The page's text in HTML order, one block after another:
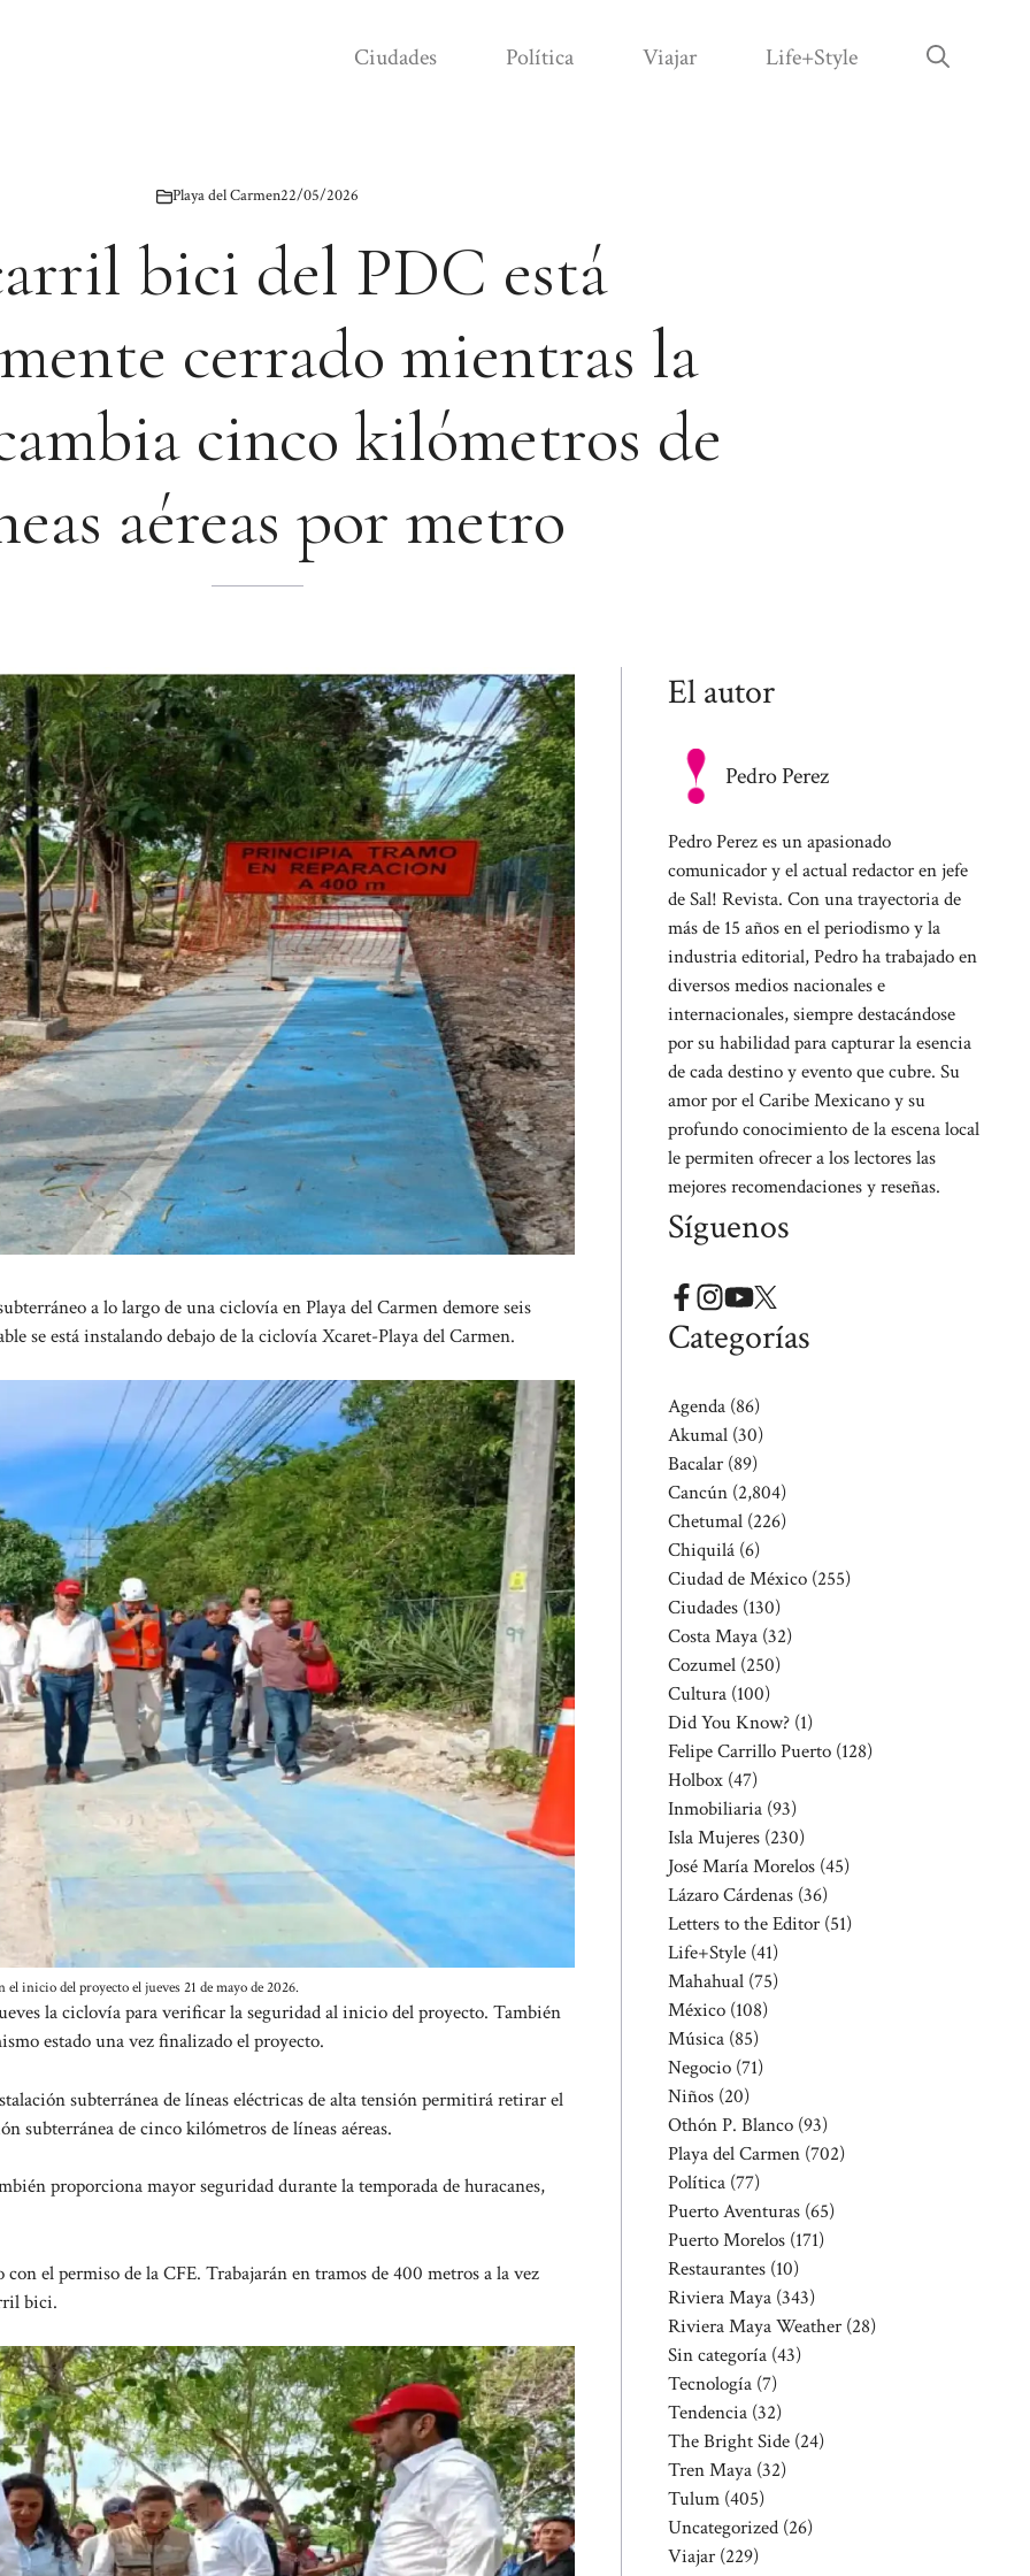
Ciudades Política Viajar Life+Style
Playa del Carmen22/05/2026
bici del PDC está
cerrado mientras la
cinco kilómetros de
aéreas por metro
a lo largo de una ciclovía en Playa del Carmen demore seis
se está instalando debajo de la ciclovía Xcaret-Playa del Carmen.
inicio del proyecto el jueves 21 de mayo de 2026.
la ciclovía para verificar la seguridad al inicio del proyecto. También
estado una vez finalizado el proyecto.
subterránea de líneas eléctricas de alta tensión permitirá retirar el
subterránea de cinco kilómetros de líneas aéreas.
proporciona mayor seguridad durante la temporada de huracanes,
el permiso de la CFE. Trabajarán en tramos de 400 metros a la vez
bici.
El autor
Pedro Perez
Pedro Perez es un apasionado
comunicador y el actual redactor en jefe
de Sal! Revista. Con una trayectoria de
más de 15 años en el periodismo y la
industria editorial, Pedro ha trabajado en
diversos medios nacionales e
internacionales, siempre destacándose
por su habilidad para capturar la esencia
de cada destino y evento que cubre. Su
amor por el Caribe Mexicano y su
profundo conocimiento de la escena local
le permiten ofrecer a los lectores las
mejores recomendaciones y reseñas.
Síguenos
Categorías
Agenda (86)
Akumal (30)
Bacalar (89)
Cancún (2,804)
Chetumal (226)
Chiquilá (6)
Ciudad de México (255)
Ciudades (130)
Costa Maya (32)
Cozumel (250)
Cultura (100)
Did You Know? (1)
Felipe Carrillo Puerto (128)
Holbox (47)
Inmobiliaria (93)
Isla Mujeres (230)
José María Morelos (45)
Lázaro Cárdenas (36)
Letters to the Editor (51)
Life+Style (41)
Mahahual (75)
México (108)
Música (85)
Negocio (71)
Niños (20)
Othón P. Blanco (93)
Playa del Carmen (702)
Política (77)
Puerto Aventuras (65)
Puerto Morelos (171)
Restaurantes (10)
Riviera Maya (343)
Riviera Maya Weather (28)
Sin categoría (43)
Tecnología (7)
Tendencia (32)
The Bright Side (24)
Tren Maya (32)
Tulum (405)
Uncategorized (26)
Viajar (229)